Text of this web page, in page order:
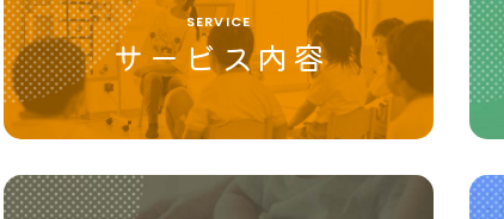
SERVICE
サービス内容